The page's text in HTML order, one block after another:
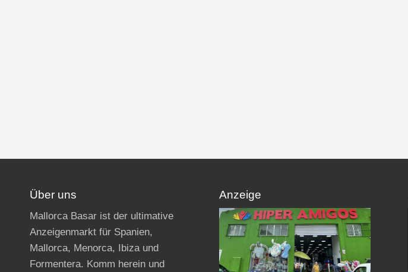
Über uns
Mallorca Basar ist der ultimative
Anzeigenmarkt für Spanien,
Mallorca, Menorca, Ibiza und
Formentera. Komm herein und
Anzeige